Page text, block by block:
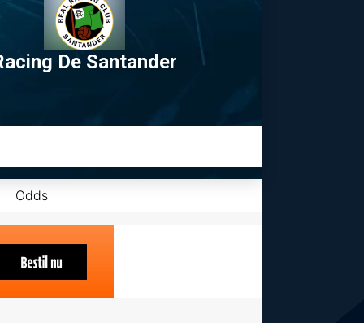
De Santander
Odds